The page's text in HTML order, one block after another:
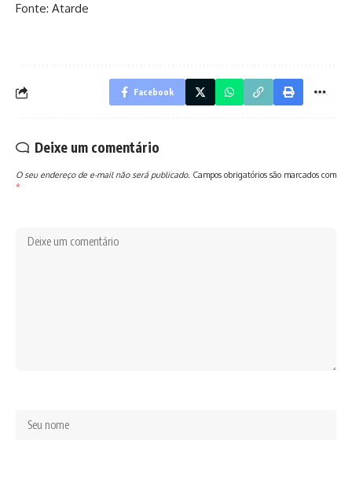
Fonte: Atarde
Facebook
Deixe um comentário
O seu endereço de e-mail não será publicado. Campos obrigatórios são marcados com
*